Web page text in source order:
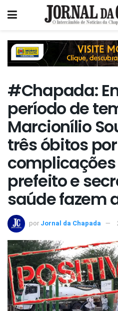
#Chapada:
período de
Marcionílio
três óbitos por
prefeito e
saúde fazem
por Jornal da Chapada